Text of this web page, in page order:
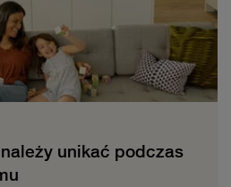
unikać podczas